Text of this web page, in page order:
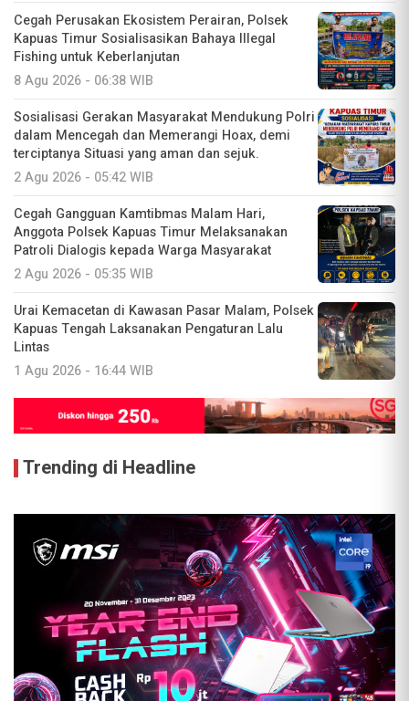
Cegah Perusakan Ekosistem Perairan, Polsek
Kapuas Timur Sosialisasikan Bahaya Illegal
Fishing untuk Keberlanjutan
8 Agu 2026 - 06:38 WIB
Sosialisasi Gerakan Masyarakat Mendukung Polri
dalam Mencegah dan Memerangi Hoax, demi
terciptanya Situasi yang aman dan sejuk.
2 Agu 2026 - 05:42 WIB
Cegah Gangguan Kamtibmas Malam Hari,
Anggota Polsek Kapuas Timur Melaksanakan
Patroli Dialogis kepada Warga Masyarakat
2 Agu 2026 - 05:35 WIB
Urai Kemacetan di Kawasan Pasar Malam, Polsek
Kapuas Tengah Laksanakan Pengaturan Lalu
Lintas
1 Agu 2026 - 16:44 WIB
Trending di Headline